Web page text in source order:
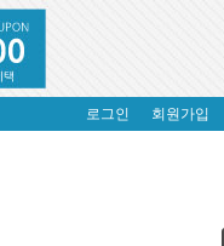
로그인 회원가입